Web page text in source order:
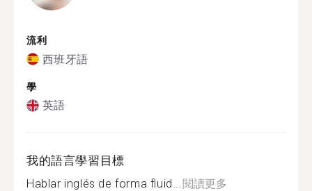
流利
西班牙語
學
英語
我的語言學習目標
Hablar inglés de forma fluid...閱讀更多